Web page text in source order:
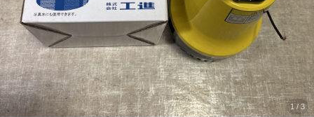
1 / 3